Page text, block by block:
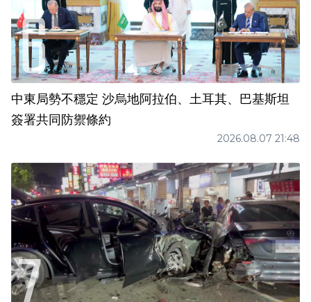
中東局勢不穩定 沙烏地阿拉伯、土耳其、巴基斯坦
簽署共同防禦條約
2026.08.07 21:48